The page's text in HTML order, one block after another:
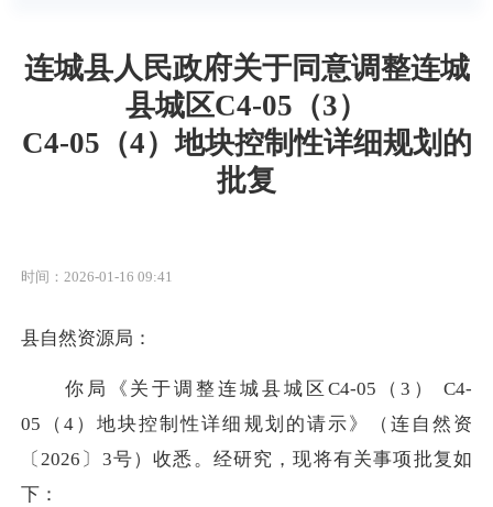
连城县人民政府关于同意调整连城
县城区C4-05（3）
C4-05（4）地块控制性详细规划的
批复
时间：2026-01-16 09:41
县自然资源局：
你局《关于调整连城县城区C4-05（3） C4-
05（4）地块控制性详细规划的请示》（连自然资
〔2026〕3号）收悉。经研究，现将有关事项批复如
下：